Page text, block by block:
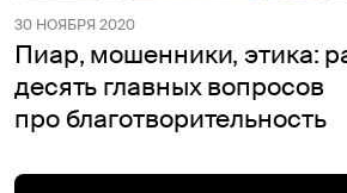
30 НОЯБРЯ 2020
Пиар, мошенники, этика:
десять главных вопросов
про благотворительность